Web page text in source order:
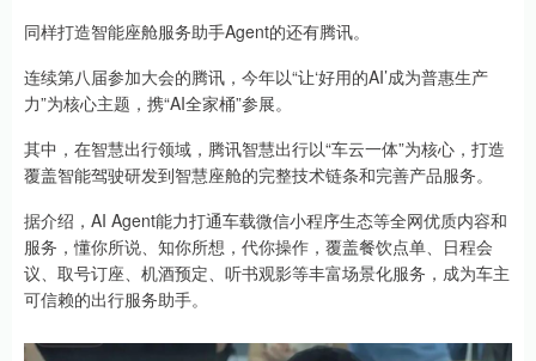
同样打造智能座舱服务助手Agent的还有腾讯。
连续第八届参加大会的腾讯，今年以“让‘好用的AI’成为普惠生产
力”为核心主题，携“AI全家桶”参展。
其中，在智慧出行领域，腾讯智慧出行以“车云一体”为核心，打造
覆盖智能驾驶研发到智慧座舱的完整技术链条和完善产品服务。
据介绍，AI Agent能力打通车载微信小程序生态等全网优质内容和
服务，懂你所说、知你所想，代你操作，覆盖餐饮点单、日程会
议、取号订座、机酒预定、听书观影等丰富场景化服务，成为车主
可信赖的出行服务助手。